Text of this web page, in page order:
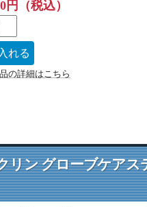
円（税込）
の詳細はこちら
リン グローブケアス